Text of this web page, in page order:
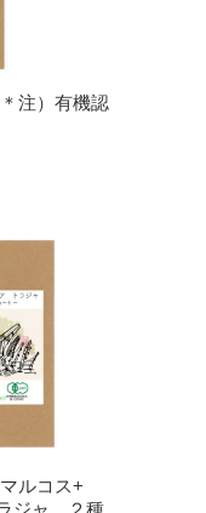
注）有機認
ルコス+